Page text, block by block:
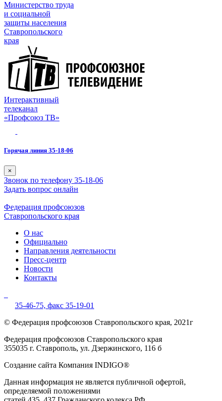
Министерство труда
и социальной
защиты населения
Ставропольского
края
Интерактивный
телеканал
«Профсоюз ТВ»
Горячая линия 35-18-06
×
Звонок по телефону 35-18-06
Задать вопрос онлайн
Федерация профсоюзов
Ставропольского края
О нас
Официально
Направления деятельности
Пресс-центр
Новости
Контакты
35-46-75, факс 35-19-01
© Федерация профсоюзов Ставропольского края, 2021г
Федерация профсоюзов Ставропольского края
355035 г. Ставрополь, ул. Дзержинского, 116 б
Создание сайта Компания INDIGO®
Данная информация не является публичной офертой,
определяемой положениями